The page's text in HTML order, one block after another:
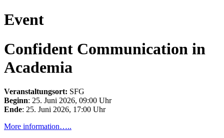
Event
Confident Communication in
Academia
Veranstaltungsort: SFG
Beginn: 25. Juni 2026, 09:00 Uhr
Ende: 25. Juni 2026, 17:00 Uhr
More information…..